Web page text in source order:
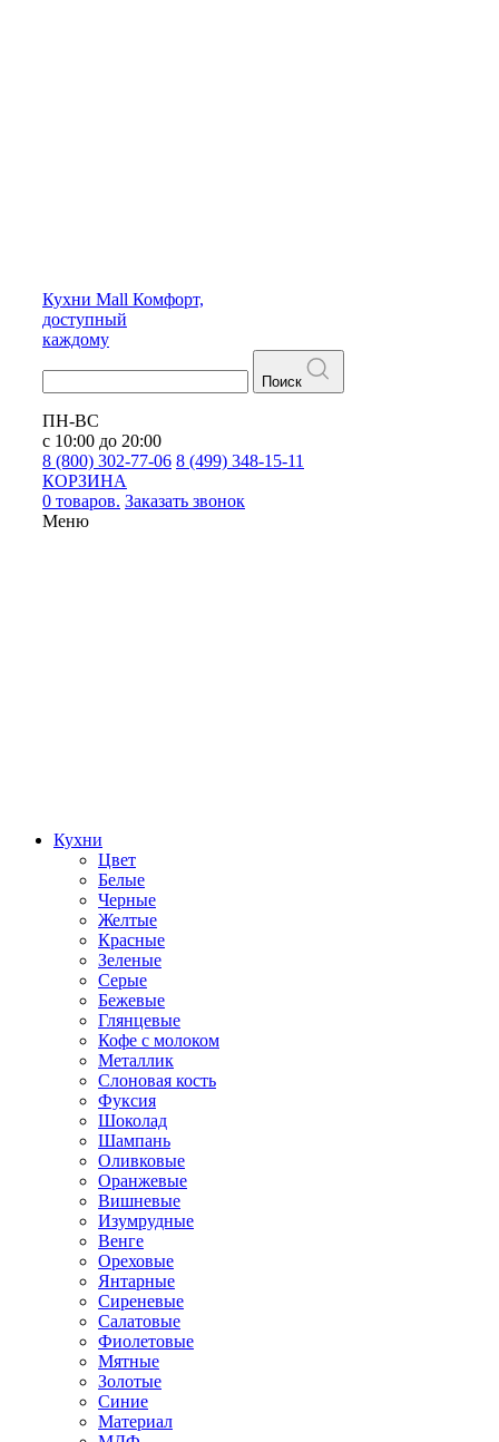
Кухни Mall Комфорт,
доступный
каждому
Поиск
ПН-ВС
с 10:00 до 20:00
8 (800) 302-77-06 8 (499) 348-15-11
КОРЗИНА
0 товаров. Заказать звонок
Меню
Кухни
Цвет
Белые
Черные
Желтые
Красные
Зеленые
Серые
Бежевые
Глянцевые
Кофе с молоком
Металлик
Слоновая кость
Фуксия
Шоколад
Шампань
Оливковые
Оранжевые
Вишневые
Изумрудные
Венге
Ореховые
Янтарные
Сиреневые
Салатовые
Фиолетовые
Мятные
Золотые
Синие
Материал